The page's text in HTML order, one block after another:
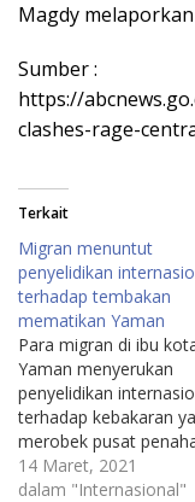
Magdy
Sumber :
https://
clashes-rage-
Terkait
Migran menuntut
penyelidikan
terhadap tembakan
mematikan Yaman
Para migran di ibu
Yaman menyerukan
penyelidikan
terhadap kebakaran
merobek pusat
pekan lalu,
sedikitnya 44 orang -
14 Maret, 2021
dalam "Internasional"